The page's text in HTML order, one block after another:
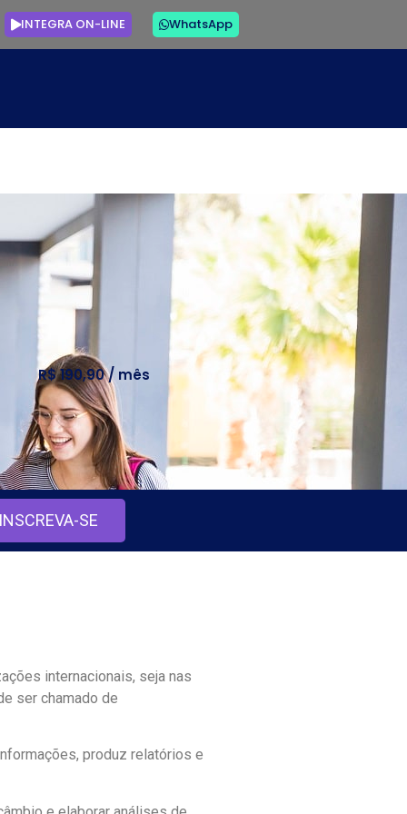
INTEGRA ON-LINE WhatsApp
R$ 190,90 / mês
INSCREVA-SE
internacionais, seja nas
ser chamado de
produz relatórios e